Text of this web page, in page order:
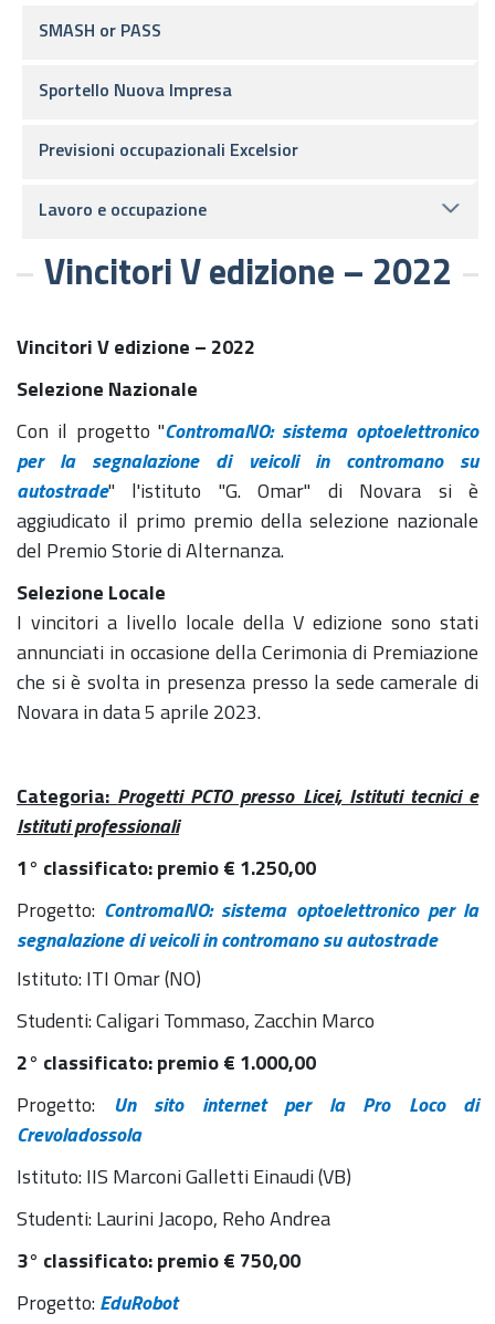
Vincitori V edizione – 2022
Vincitori V edizione – 2022
Selezione Nazionale
Con il progetto "ContromaNO: sistema optoelettronico
per la segnalazione di veicoli in contromano su
autostrade" l'istituto "G. Omar" di Novara si è
aggiudicato il primo premio della selezione nazionale
del Premio Storie di Alternanza.
Selezione Locale
I vincitori a livello locale della V edizione sono stati
annunciati in occasione della Cerimonia di Premiazione
che si è svolta in presenza presso la sede camerale di
Novara in data 5 aprile 2023.
Categoria: Progetti PCTO presso Licei, Istituti tecnici e
Istituti professionali
1° classificato: premio € 1.250,00
Progetto: ContromaNO: sistema optoelettronico per la
segnalazione di veicoli in contromano su autostrade
Istituto: ITI Omar (NO)
Studenti: Caligari Tommaso, Zacchin Marco
2° classificato: premio € 1.000,00
Progetto: Un sito internet per la Pro Loco di
Crevoladossola
Istituto: IIS Marconi Galletti Einaudi (VB)
Studenti: Laurini Jacopo, Reho Andrea
3° classificato: premio€ 750,00
Progetto:EduRobot
SMASH or PASS
Sportello Nuova Impresa
Previsioni occupazionali Excelsior
Lavoro e occupazione